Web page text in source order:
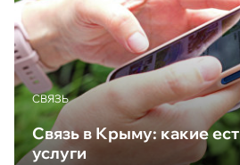
CВЯЗЬ
Связь в Крыму: какие
услуги